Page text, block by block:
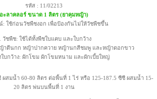
รหัส : 11/02213
อะลาคลอร์ ขนาด 1 ลิตร (ยาคุมหญ้า)
: ใช้ก่อนวัชพืชงอก เพื่อป้องกันไม่ให้วัชพืชขึ้น
วัชพืช: ใช้ได้ทั้งพืชใบแคบ และใบกว้าง
ญ้าตีนกก หญ้าปากควาย หญ้านกสีชมพู และหญ้าดอกขาว
ใบกว้าง: ผักโขม ผักโขมหนาม และผักเบี้ยใหญ่
ผสมน้ำ 60-80 ลิตร ต่อพื้นที่ 1 ไร่ หรือ 125-187.5 ซีซี ผสมน้ำ 15-
20 ลิตร พ่นบนพื้นที่ 1 งาน